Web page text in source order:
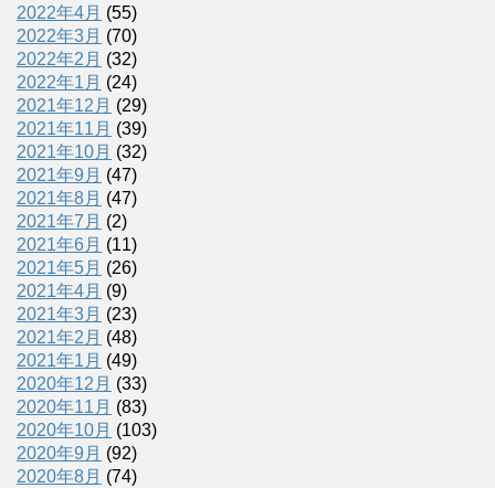
2022年4月 (55)
2022年3月 (70)
2022年2月 (32)
2022年1月 (24)
2021年12月 (29)
2021年11月 (39)
2021年10月 (32)
2021年9月 (47)
2021年8月 (47)
2021年7月 (2)
2021年6月 (11)
2021年5月 (26)
2021年4月 (9)
2021年3月 (23)
2021年2月 (48)
2021年1月 (49)
2020年12月 (33)
2020年11月 (83)
2020年10月 (103)
2020年9月 (92)
2020年8月 (74)